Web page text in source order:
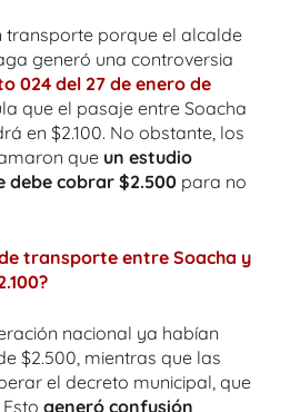
transporte porque el alcalde
generó una controversia
024 del 27 de enero de
que el pasaje entre Soacha
en $2.100. No obstante, los
que un estudio
debe cobrar $2.500 para no
transporte entre Soacha y
nacional ya habían
$2.500, mientras que las
el decreto municipal, que
generó confusión